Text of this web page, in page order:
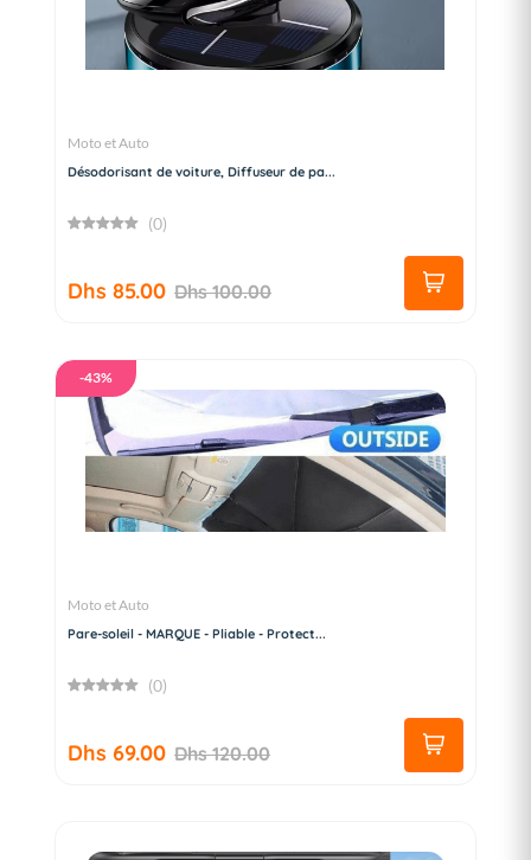
Moto et Auto
Désodorisant de voiture, Diffuseur de pa...
(0)
Dhs 85.00 Dhs 100.00
-43%
Moto et Auto
Pare-soleil - MARQUE - Pliable - Protect...
(0)
Dhs 69.00 Dhs 120.00